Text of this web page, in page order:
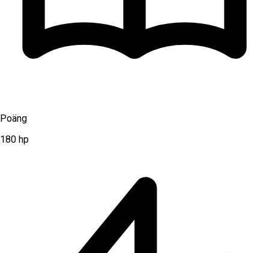
Poäng
180 hp